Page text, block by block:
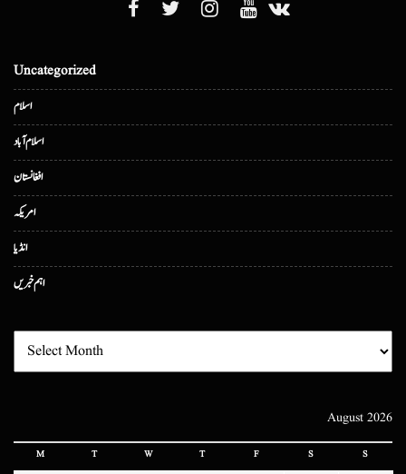
Uncategorized
اسلام
اسلام آباد
افغانستان
امریکہ
انڈیا
اہم خبریں
August 2026
M T W T F S S